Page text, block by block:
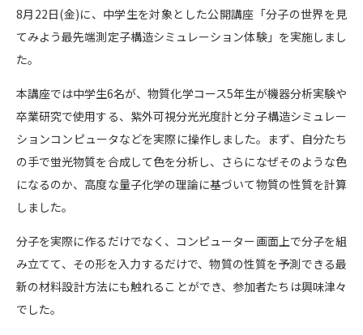
8月22日(金)に、中学生を対象とした公開講座「分子の世界を見
てみよう最先端測定子構造シミュレーション体験」を実施しまし
た。
本講座では中学生6名が、物質化学コース5年生が機器分析実験や
卒業研究で使用する、紫外可視分光光度計と分子構造シミュレー
ションコンピュータなどを実際に操作しました。まず、自分たち
の手で蛍光物質を合成して色を分析し、さらになぜそのような色
になるのか、高度な量子化学の理論に基づいて物質の性質を計算
しました。
分子を実際に作るだけでなく、コンピューター画面上で分子を組
み立てて、その形を入力するだけで、物質の性質を予測できる最
新の材料設計方法にも触れることができ、参加者たちは興味津々
でした。